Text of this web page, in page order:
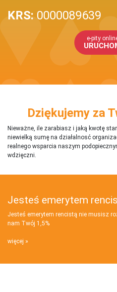
KRS: 0000089639
e-pity
Dziękujemy za
Nieważne, ile zarabiasz i jaką kwotę
niewielką sumę na działalnosć
realnego wsparcia naszym
wdzięczni.
Jesteś emerytem
Jesteś emerytem rencistą nie musisz
nam Twój 1,5%
więcej